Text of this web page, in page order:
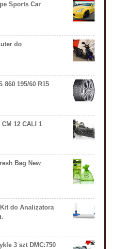
Sports Car
do
860 195/60 R15
CM 12 CALI 1
Bag New
do Analizatora
3 szt DMC:750